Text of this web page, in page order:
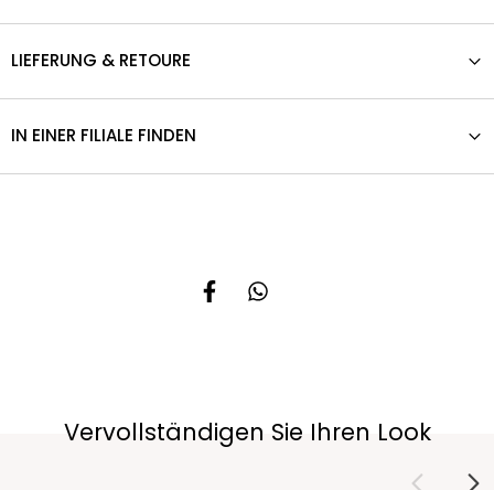
LIEFERUNG & RETOURE
IN EINER FILIALE FINDEN
Vervollständigen Sie Ihren Look